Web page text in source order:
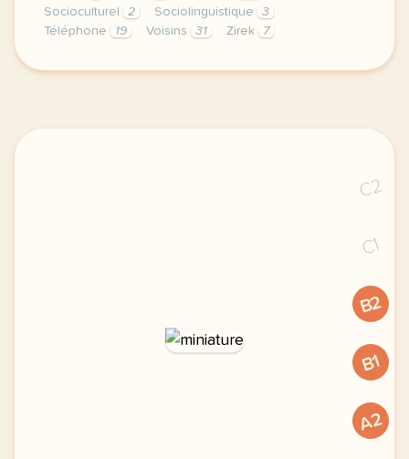
Socioculturel
2 Sociolinguistique
3
Téléphone
19 Voisins 31 Zirek 7
fiche a1 enseigner avec les voisins du 12 bis
C2
C1
B2
B1
A2